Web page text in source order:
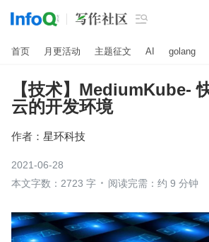

首页 月更活动 主题征文 AI golang
【技术】MediumKube-
云的开发环境
作者： 星环科技
2021-06-28
本文字数：2723 字
阅读完需：约 9 分钟